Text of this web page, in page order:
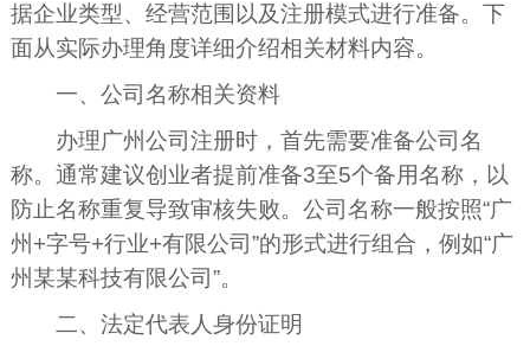
据企业类型、经营范围以及注册模式进行准备。下
面从实际办理角度详细介绍相关材料内容。
一、公司名称相关资料
办理广州公司注册时，首先需要准备公司名
称。通常建议创业者提前准备3至5个备用名称，以
防止名称重复导致审核失败。公司名称一般按照“广
州+字号+行业+有限公司”的形式进行组合，例如“广
州某某科技有限公司”。
二、法定代表人身份证明